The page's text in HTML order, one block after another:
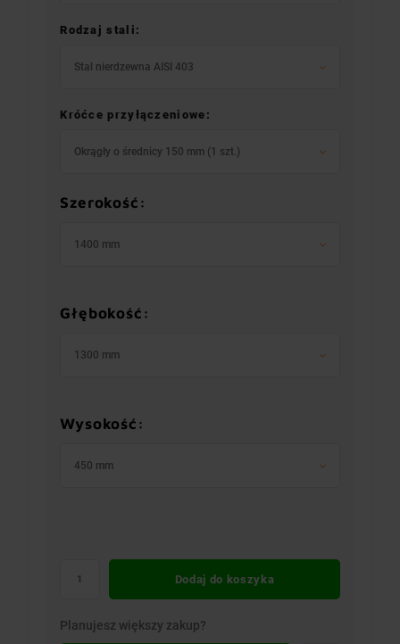
Rodzaj stali:
Stal nierdzewna AISI 403
Króćce przyłączeniowe:
Okrągły o średnicy 150 mm (1 szt.)
Szerokość:
1400 mm
Głębokość:
1300 mm
Wysokość:
450 mm
Dodaj do koszyka
Planujesz większy zakup?